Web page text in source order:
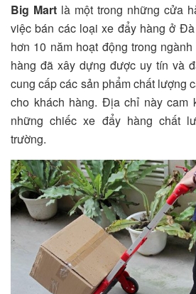
Big Mart là một trong những cửa
việc bán các loại xe đẩy hàng ở
hơn 10 năm hoạt động trong
hàng đã xây dựng được uy tín và
cung cấp các sản phẩm chất lượng
cho khách hàng. Địa chỉ này cam
những chiếc xe đẩy hàng chất
trường.